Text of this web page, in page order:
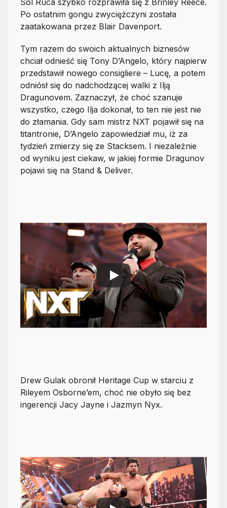
Po ostatnim gongu zwyciężczyni została
zaatakowana przez Blair Davenport.
Tym razem do swoich aktualnych biznesów
chciał odnieść się Tony D’Angelo, który najpierw
przedstawił nowego consigliere – Lucę, a potem
odniósł się do nadchodzącej walki z Ilją
Dragunovem. Zaznaczył, że choć szanuje
wszystko, czego Ilja dokonał, to ten nie jest nie
do złamania. Gdy sam mistrz NXT pojawił się na
titantronie, D’Angelo zapowiedział mu, iż za
tydzień zmierzy się ze Stacksem. I niezależnie
od wyniku jest ciekaw, w jakiej formie Dragunov
pojawi się na Stand & Deliver.
Drew Gulak obronił Heritage Cup w starciu z
Rileyem Osborne’em, choć nie obyło się bez
ingerencji Jacy Jayne i Jazmyn Nyx.